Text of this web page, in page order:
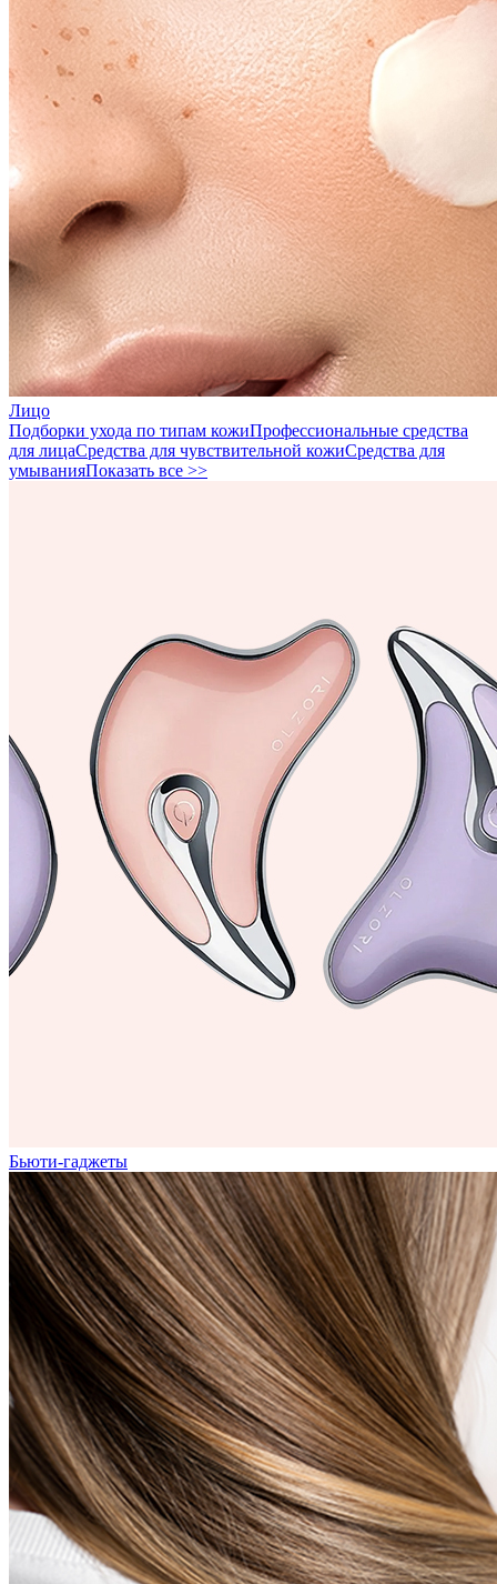
Лицо
Подборки ухода по типам кожиПрофессиональные средства
для лицаСредства для чувствительной кожиСредства для
умыванияПоказать все >>
Бьюти-гаджеты